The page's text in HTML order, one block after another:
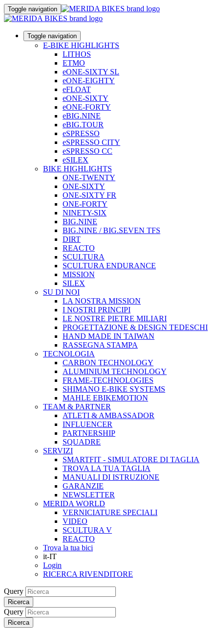
Toggle navigation
Toggle navigation
E-BIKE HIGHLIGHTS
LITHOS
ETMO
eONE-SIXTY SL
eONE-EIGHTY
eFLOAT
eONE-SIXTY
eONE-FORTY
eBIG.NINE
eBIG.TOUR
eSPRESSO
eSPRESSO CITY
eSPRESSO CC
eSILEX
BIKE HIGHLIGHTS
ONE-TWENTY
ONE-SIXTY
ONE-SIXTY FR
ONE-FORTY
NINETY-SIX
BIG.NINE
BIG.NINE / BIG.SEVEN TFS
DIRT
REACTO
SCULTURA
SCULTURA ENDURANCE
MISSION
SILEX
SU DI NOI
LA NOSTRA MISSION
I NOSTRI PRINCIPI
LE NOSTRE PIETRE MILIARI
PROGETTAZIONE & DESIGN TEDESCHI
HAND MADE IN TAIWAN
RASSEGNA STAMPA
TECNOLOGIA
CARBON TECHNOLOGY
ALUMINIUM TECHNOLOGY
FRAME-TECHNOLOGIES
SHIMANO E-BIKE SYSTEMS
MAHLE EBIKEMOTION
TEAM & PARTNER
ATLETI & AMBASSADOR
INFLUENCER
PARTNERSHIP
SQUADRE
SERVIZI
SMARTFIT - SIMULATORE DI TAGLIA
TROVA LA TUA TAGLIA
MANUALI DI ISTRUZIONE
GARANZIE
NEWSLETTER
MERIDA WORLD
VERNICIATURE SPECIALI
VIDEO
SCULTURA V
REACTO
Trova la tua bici
it-IT
Login
RICERCA RIVENDITORE
Query
Ricerca
Query
Ricerca